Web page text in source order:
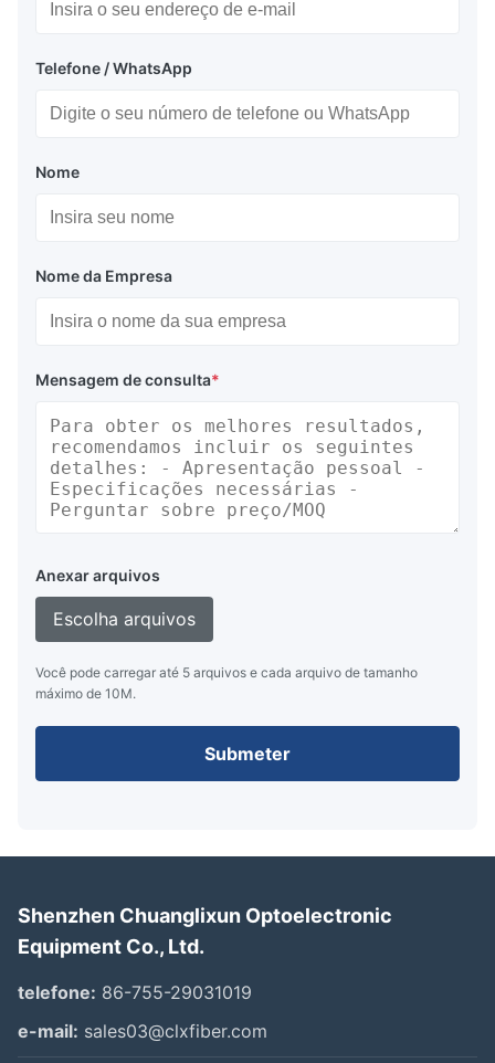
Telefone / WhatsApp
Nome
Nome da Empresa
Mensagem de consulta*
Anexar arquivos
Escolha arquivos
Você pode carregar até 5 arquivos e cada arquivo de tamanho
máximo de 10M.
Submeter
Shenzhen Chuanglixun Optoelectronic
Equipment Co., Ltd.
telefone: 86-755-29031019
e-mail: sales03@clxfiber.com